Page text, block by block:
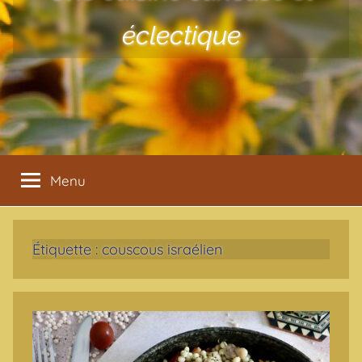
éclectique
Menu
Étiquette : couscous israélien